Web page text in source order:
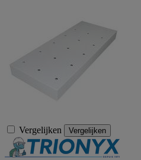
Vergelijken Vergelijken